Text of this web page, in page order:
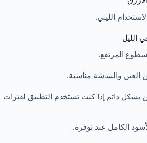
الليلي.
المرتفع.
العين والشاشة مناسبة.
بشكل دائم إذا كنت تستخدم التطبيق لفترات
الكامل عند توفره.